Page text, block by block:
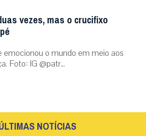
vezes, mas o crucifixo
emocionou o mundo em meio aos
Foto: IG @patr...
NOTÍCIAS